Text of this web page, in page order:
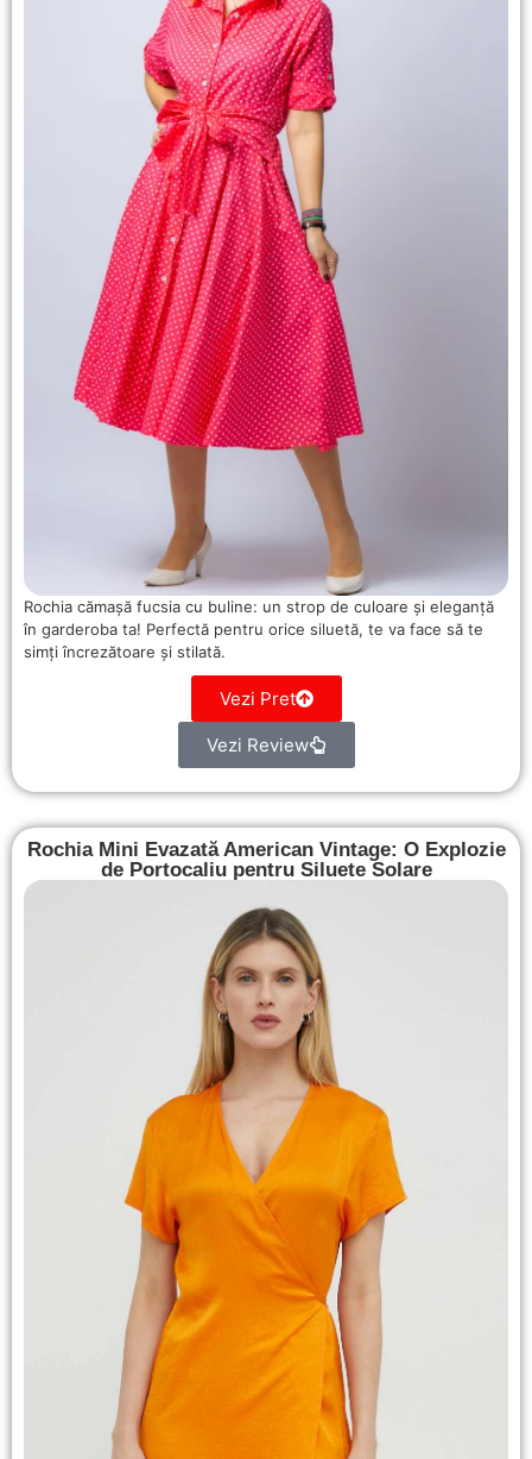
Rochia cămașă fucsia cu buline: un strop de culoare și eleganță
în garderoba ta! Perfectă pentru orice siluetă, te va face să te
simți încrezătoare și stilată.
Vezi Pret
Vezi Review
Rochia Mini Evazată American Vintage: O Explozie
de Portocaliu pentru Siluete Solare